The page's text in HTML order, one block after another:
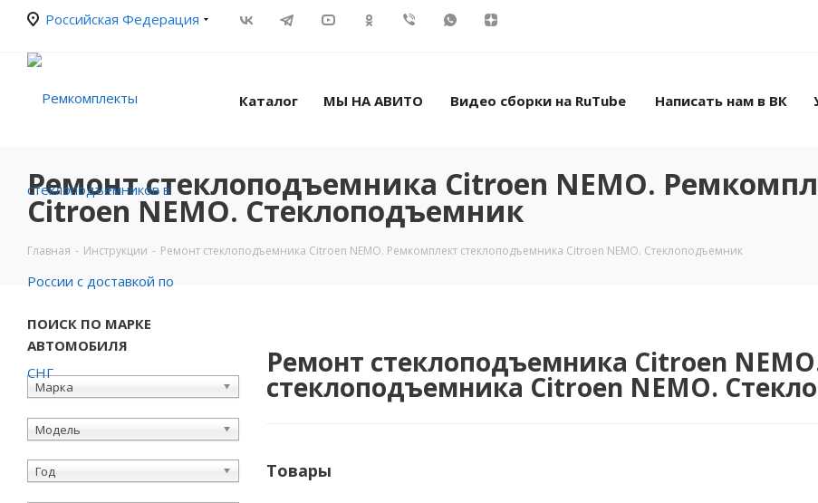
Российская Федерация
Каталог МЫ НА АВИТО Видео сборки на RuTube Написать нам в ВК
Ремонт стеклоподъемника Citroen NEMO.
Citroen NEMO. Стеклоподъемник
Главная - Инструкции - Ремонт стеклоподъемника Citroen NEMO. Ремкомплект стеклоподъемника Citroen NEMO. Стеклоподъемник
ПОИСК ПО МАРКЕ
АВТОМОБИЛЯ
Марка
Модель
Год
Ремонт стеклоподъемника Citroen
стеклоподъемника Citroen NEMO.
Товары